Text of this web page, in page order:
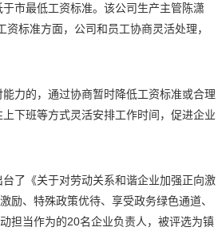
市最低工资标准。该公司生产主管陈潇
标准方面，公司和员工协商灵活处理，
力的，通过协商暂时降低工资标准或合理
下班等方式灵活安排工作时间，促进企业
了《关于对劳动关系和谐企业加强正向激
励、特殊政策优待、享受政务绿色通道、
担当作为的20名企业负责人，被评选为镇